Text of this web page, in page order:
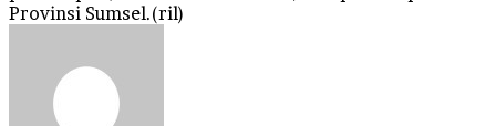
Provinsi Sumsel.(ril)